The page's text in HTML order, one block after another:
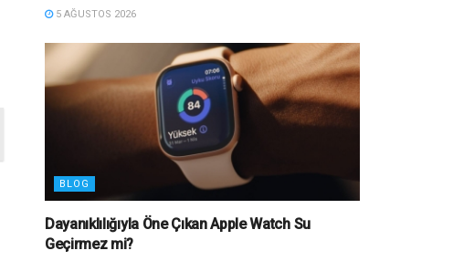
5 AĞUSTOS 2026
BLOG
Dayanıklılığıyla Öne Çıkan Apple Watch Su
Geçirmez mi?